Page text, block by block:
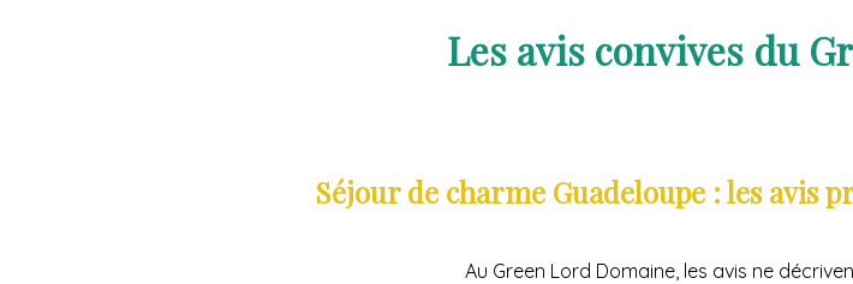
Les avis convives du
Séjour de charme Guadeloupe : les avis
Au Green Lord Domaine, les avis ne